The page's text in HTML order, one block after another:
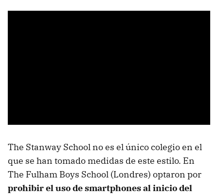
The Stanway School no es el único colegio en el
que se han tomado medidas de este estilo. En
The Fulham Boys School (Londres) optaron por
prohibir el uso de smartphones al inicio del